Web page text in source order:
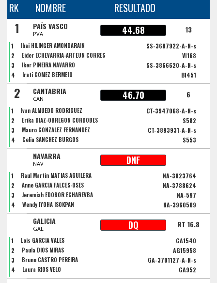
RK NOMBRE RESULTADO
1 PAÍS VASCO
PVA 44.68 13
1 Ibai HILINGER AMONDARAIN
SS-3687922-A-N-s
2
Eider ECHEVARRIA-ARTEUN CORRES
VI168
3
Iker PIÑEIRA NAVARRO
SS-3866620-A-N-s
4
Irati GOMEZ BERMEJO BI451
2 CANTABRIA
CAN 46.70 6
1 Ivan ALMUEDO RODRIGUEZ
CT-3947068-A-N-s
2
Erika DIAZ-OBREGON CORDOBES
S582
3
Mauro GONZALEZ FERNANDEZ
CT-3893931-A-N-s
4
Celia SANCHEZ BURGOS S553
NAVARRA
NAV DNF
1 Raul Martin MATIAS AGUILERA
NA-3823764
2
Anne GARCIA FALCES-OSES
NA-3788624
3
Jeremiah EDOBOR EGHAREVBA
NA-597
4
Wendy IYOHA ISOKPAN NA-3960509
GALICIA
GAL DQ RT 16.8
1 Lois GARCIA VALES
GA1540
2
Paula DIOS MIRAS
AG15958
3
Bruno CASTRO PEREIRA
GA-3701127-A-N-s
4
Laura RIOS VELO GA952